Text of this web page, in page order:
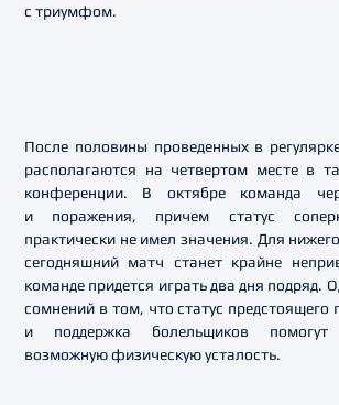
с триумфом.
После половины проведенных в
располагаются на четвертом месте в
конференции. В октябре команда
и поражения, причем статус
практически не имел значения. Для
сегодняшний матч станет крайне
команде придется играть два дня подряд.
сомнений в том, что статус предстоящего
и поддержка болельщиков помогут
возможную физическую усталость.